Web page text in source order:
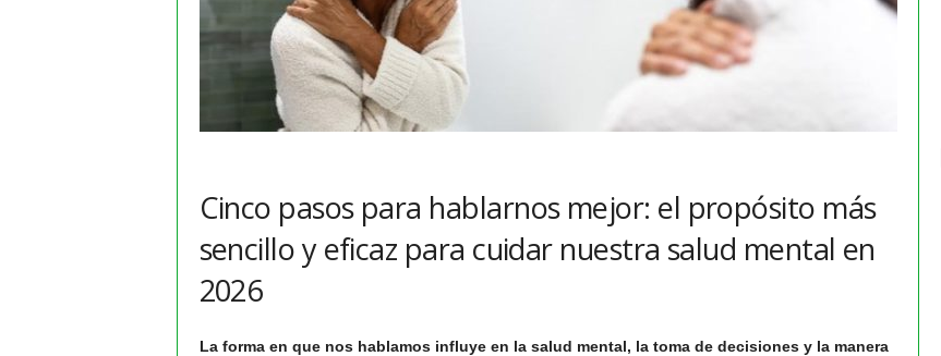
Cinco pasos para hablarnos mejor: el propósito más
sencillo y eficaz para cuidar nuestra salud mental en
2026
La forma en que nos hablamos influye en la salud mental, la toma de decisiones y la manera